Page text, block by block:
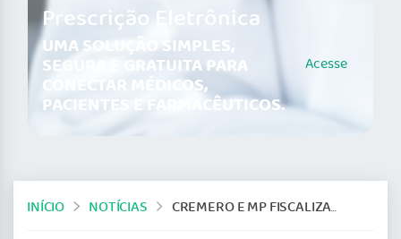
Prescrição Eletrônica
UMA SOLUÇÃO SIMPLES,
SEGURA E GRATUITA PARA
CONECTAR MÉDICOS,
PACIENTES E FARMACÊUTICOS.
Acesse
INÍCIO NOTÍCIAS CREMERO E MP FISCALIZAM UNIDADE DE SAÚDE DA FAMÍLIA PEDACINHO DE CHÃO